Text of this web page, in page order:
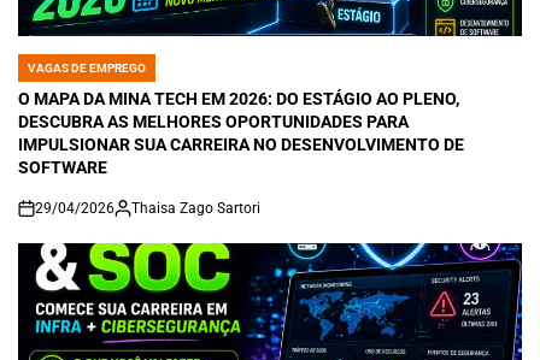
POSTED
IN
VAGAS DE EMPREGO
O MAPA DA MINA TECH EM 2026: DO ESTÁGIO AO PLENO,
DESCUBRA AS MELHORES OPORTUNIDADES PARA
IMPULSIONAR SUA CARREIRA NO DESENVOLVIMENTO DE
SOFTWARE
on
29/04/2026 Thaisa Zago Sartori